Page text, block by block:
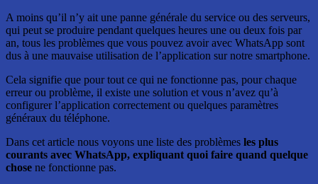
A moins qu’il n’y ait une panne générale du service ou des serveurs,
qui peut se produire pendant quelques heures une ou deux fois par
an, tous les problèmes que vous pouvez avoir avec WhatsApp sont
dus à une mauvaise utilisation de l’application sur notre smartphone.
Cela signifie que pour tout ce qui ne fonctionne pas, pour chaque
erreur ou problème, il existe une solution et vous n’avez qu’à
configurer l’application correctement ou quelques paramètres
généraux du téléphone.
Dans cet article nous voyons une liste des problèmes les plus
courants avec WhatsApp, expliquant quoi faire quand quelque
chose ne fonctionne pas.